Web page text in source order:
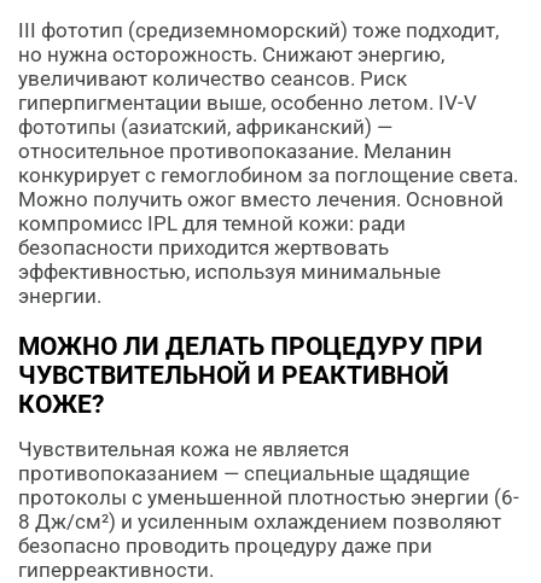
III фототип (средиземноморский) тоже подходит,
но нужна осторожность. Снижают энергию,
увеличивают количество сеансов. Риск
гиперпигментации выше, особенно летом. IV-V
фототипы (азиатский, африканский) —
относительное противопоказание. Меланин
конкурирует с гемоглобином за поглощение света.
Можно получить ожог вместо лечения. Основной
компромисс IPL для темной кожи: ради
безопасности приходится жертвовать
эффективностью, используя минимальные
энергии.
МОЖНО ЛИ ДЕЛАТЬ ПРОЦЕДУРУ ПРИ
ЧУВСТВИТЕЛЬНОЙ И РЕАКТИВНОЙ
КОЖЕ?
Чувствительная кожа не является
противопоказанием — специальные щадящие
протоколы с уменьшенной плотностью энергии (6-
8 Дж/см²) и усиленным охлаждением позволяют
безопасно проводить процедуру даже при
гиперреактивности.